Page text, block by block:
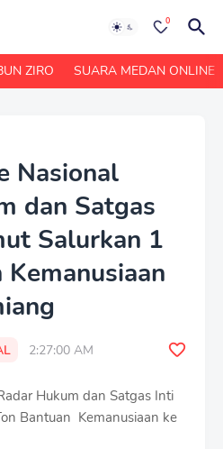
0
ZIRO SUARA MEDAN ONLINE
Nasional
dan Satgas
Salurkan 1
2:27:00 AM
Hukum dan Satgas Inti
Bantuan Kemanusiaan ke